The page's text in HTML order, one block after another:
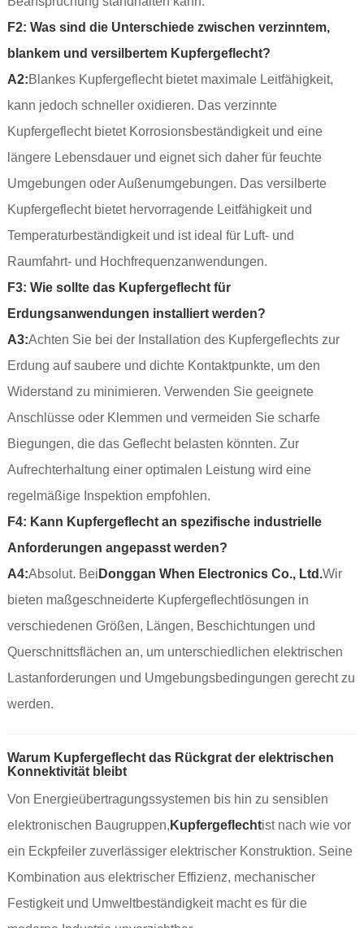
F2: Was sind die Unterschiede zwischen verzinntem,
blankem und versilbertem Kupfergeflecht?
A2:Blankes Kupfergeflecht bietet maximale Leitfähigkeit,
kann jedoch schneller oxidieren. Das verzinnte
Kupfergeflecht bietet Korrosionsbeständigkeit und eine
längere Lebensdauer und eignet sich daher für feuchte
Umgebungen oder Außenumgebungen. Das versilberte
Kupfergeflecht bietet hervorragende Leitfähigkeit und
Temperaturbeständigkeit und ist ideal für Luft- und
Raumfahrt- und Hochfrequenzanwendungen.
F3: Wie sollte das Kupfergeflecht für
Erdungsanwendungen installiert werden?
A3:Achten Sie bei der Installation des Kupfergeflechts zur
Erdung auf saubere und dichte Kontaktpunkte, um den
Widerstand zu minimieren. Verwenden Sie geeignete
Anschlüsse oder Klemmen und vermeiden Sie scharfe
Biegungen, die das Geflecht belasten könnten. Zur
Aufrechterhaltung einer optimalen Leistung wird eine
regelmäßige Inspektion empfohlen.
F4: Kann Kupfergeflecht an spezifische industrielle
Anforderungen angepasst werden?
A4:Absolut. Bei Donggan When Electronics Co., Ltd.Wir
bieten maßgeschneiderte Kupfergeflechtlösungen in
verschiedenen Größen, Längen, Beschichtungen und
Querschnittsflächen an, um unterschiedlichen elektrischen
Lastanforderungen und Umgebungsbedingungen gerecht zu
werden.
Warum Kupfergeflecht das Rückgrat der elektrischen
Konnektivität bleibt
Von Energieübertragungssystemen bis hin zu sensiblen
elektronischen Baugruppen, Kupfergeflechtist nach wie vor
ein Eckpfeiler zuverlässiger elektrischer Konstruktion. Seine
Kombination aus elektrischer Effizienz, mechanischer
Festigkeit und Umweltbeständigkeit macht es für die